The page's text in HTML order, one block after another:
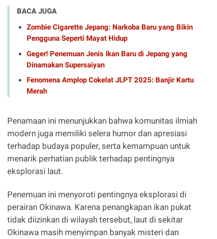
BACA JUGA
Zombie Cigarette Jepang: Narkoba Baru yang Bikin
Pengguna Seperti Mayat Hidup
Geger! Penemuan Jenis Ikan Baru di Jepang yang
Dinamakan Supersaiyan
Fenomena Amplop Cokelat JLPT 2025: Banjir Kartu
Merah
Penamaan ini menunjukkan bahwa komunitas ilmiah
modern juga memiliki selera humor dan apresiasi
terhadap budaya populer, serta kemampuan untuk
menarik perhatian publik terhadap pentingnya
eksplorasi laut.
Penemuan ini menyoroti pentingnya eksplorasi di
perairan Okinawa. Karena penangkapan ikan pukat
tidak diizinkan di wilayah tersebut, laut di sekitar
Okinawa masih menyimpan banyak misteri dan